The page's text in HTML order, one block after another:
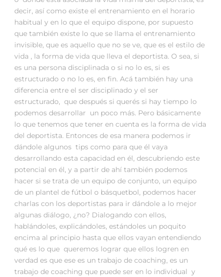
decir, así como existe el entrenamiento en el horario
habitual y en lo que el equipo dispone, por supuesto
que también existe lo que se llama el entrenamiento
invisible, que es aquello que no se ve, que es el estilo de
vida , la forma de vida que lleva el deportista. O sea, si
es una persona disciplinada o si no lo es, si es
estructurado o no lo es, en fin. Acá también hay una
diferencia entre el ser disciplinado y el ser
estructurado, que después si querés si hay tiempo lo
podemos desarrollar un poco más. Pero básicamente
lo que tenemos que tener en cuenta es la forma de vida
del deportista. Entonces de esa manera podemos ir
dándole algunos tips como para que él vaya
desarrollando esta capacidad en él, descubriendo este
potencial en él, y a partir de ahí también podemos
hacer si se trata de un equipo de conjunto, un equipo
de un plantel de fútbol o básquetbol, podemos hacer
charlas con los deportistas para ir dándole a lo mejor
algunas diálogo, ¿no? Dialogando con ellos,
hablándoles, explicándoles, estándoles un poquito
encima al principio hasta que ellos vayan entendiendo
qué es lo que queremos lograr que ellos logren en
verdad es que ese es un trabajo de coaching, es un
trabajo de coaching que puede ser en lo individual y